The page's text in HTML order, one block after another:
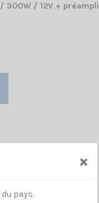
300W / 12V +
×
pays.